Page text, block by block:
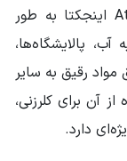
قرار می‌گیرد. پمپ تزریق ایتالیایی Athena 1 اینجکتا به طور
پالایشگاه‌ها،
رقیق به سایر
آن برای کلرزنی،